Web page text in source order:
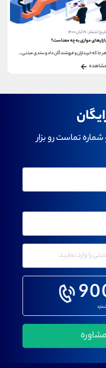
انتشار : ۱۹ آبان ۱۴۰۰
موازی به چه معناست؟
جا که خریداران و فروشندگان داد و ستدی مبتنی...
تماست رو بزار